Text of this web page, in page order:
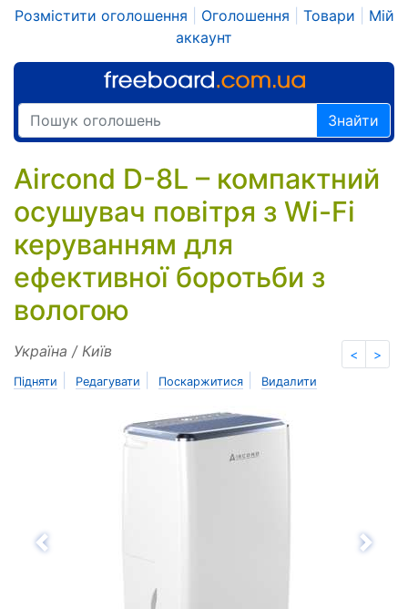
Розмістити оголошення Оголошення Товари
Мій
аккаунт
Знайти
Aircond D-8L – компактний
осушувач повітря з Wi-Fi
керуванням для
ефективної боротьби з
вологою
< >
Україна / Київ
Підняти Редагувати Поскаржитися Видалити
Назад